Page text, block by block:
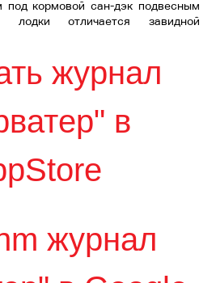
под кормовой сан-дэк подвесным
лодки отличается завидной